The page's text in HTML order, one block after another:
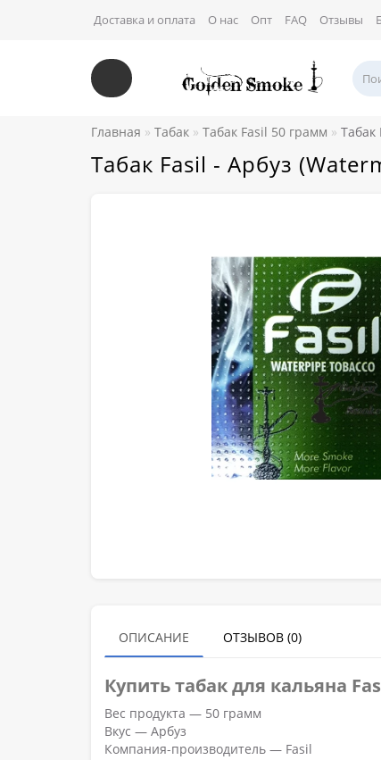
Доставка и оплата О нас Опт FAQ Отзывы
Главная Табак Табак Fasil 50 грамм Табак
Табак Fasil - Арбуз
ОПИСАНИЕ ОТЗЫВОВ (0)
Купить табак для кальяна
Вес продукта — 50 грамм
Вкус — Арбуз
Компания-производитель — Fasil